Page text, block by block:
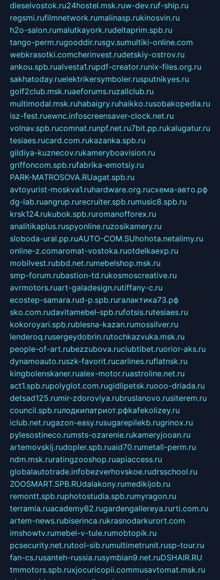
dieselvostok.ru24hostel.msk.ruw-dev.ruf-ship.ru
regsmi.rufilmnetwork.rumalinasp.rukinosvin.ru
h2o-salon.rumalutkayork.rudeltaprim.spb.ru
tango-perm.rugooddir.rusgv.sumultiki-online.com
webkrasotki.comcherinvest.rudetskiy-ostrov.ru
ankou.spb.rualvesta1.rupdf-creator.runix-files.org.ru
sakhatoday.ruelektrikersymboler.rusputnikyes.ru
golf2club.msk.ruaeforums.ruzallclub.ru
multimodal.msk.ruhabaigry.ruhaikko.rusobakopedia.ru
isz-fest.ruewnc.infoscreensaver-clock.net.ru
volnav.spb.rucomnat.runpf.net.ru7bit.pp.rukalugatur.ru
tesiaes.rucard.com.rukazanka.spb.ru
gildiya-kuznecov.rukameryboavision.ru
griffoncom.spb.rufabrika-emotsiy.ru
PARK-MATROSOVA.RUagat.spb.ru
avtoyurist-moskva1.ruhardware.org.ruсхема-авто.рф
dg-lab.ruangrup.rurecruiter.spb.rumusic8.spb.ru
krsk124.rukubok.spb.ruromanofforex.ru
analitikaplus.ruspyonline.ruzosikamery.ru
sloboda-ural.pp.ruAUTO-COM.SUhohota.netalimy.ru
online-z.comaromat-vostoka.ruotdelkaexp.ru
mobilvest.rubbd.net.rumebelshop.msk.ru
smp-forum.rubastion-td.rukosmoscreative.ru
avrmotors.ruart-galadesign.rutiffany-c.ru
ecostep-samara.rud-p.spb.ruгалактика73.рф
sko.com.rudavitamebel-spb.rufotsis.rutesiaes.ru
kokoroyari.spb.rublesna-kazan.rumossilver.ru
lenderoq.rusergeydobrin.rutochkazvuka.msk.ru
people-of-art.rubezzubova.ruclubtibet.ruorior-aks.ru
dynamoauto.ruszk-favorit.rucarlines.ruflatnsk.ru
kingbolenskaner.rualex-motor.ruastroline.net.ru
act1.spb.rupolyglot.com.rugidlipetsk.ruooo-driada.ru
detsad125.rumir-zdoroviya.rubruslanovo.rusiterem.ru
council.spb.ruлодкипатриот.рфkafekolizey.ru
iclub.net.rugazon-easy.rusugarepilekb.rugrinox.ru
pylesostineco.rumsts-ozarenie.rukameryjooan.ru
artemovskij.rudopler.spb.ruaid70.rumetall-perm.ru
ndm.msk.ruratingzooshop.ruapiaccess.ru
globalautotrade.infobezverhovskoe.rudrsschool.ru
ZOOSMART.SPB.RUdalakony.rumedikijob.ru
remontt.spb.ruphotostudia.spb.rumyragon.ru
terramia.ruacademy62.rugardengallereya.rurti.com.ru
artem-news.rubiserinca.rukrasnodarkurort.com
imshowtv.rumebel-v-tule.rumobtopik.ru
pcsecurity.net.rutool-sib.rumultimetrunit.rusp-tour.ru
fan-cs.rusanteh-russia.rusymbian9.net.ruDSHAIR.RU
tmmotors.spb.ruxjocuricopii.commusavtomat.msk.ru